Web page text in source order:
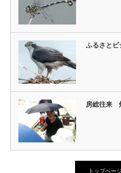
ふるさとビ
房総往来
トップペー